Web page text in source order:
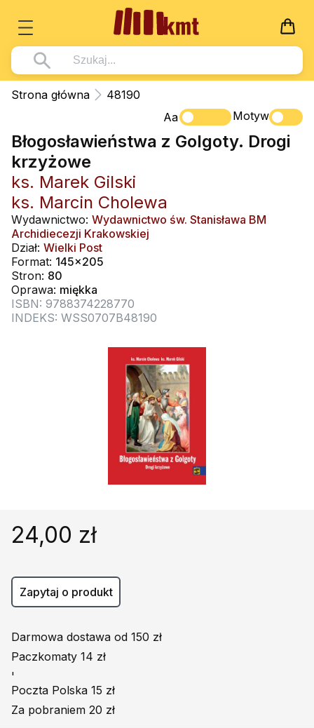
Książki
Wszystko z kategorii - Książki
Pismo Święte
Kościół Katolicki
Duszpasterstwo
Teologia
Życie chrześcijańskie
Duchowość
Literatura piękna
Religie
Poradniki, leksykony...
Wszystko z kategorii - Multimedia
DVD
CD-ROM
Muzyka
Rekolekcje i inne na CD
Śpiew i modlitwa
Muzyka klasyczna
Śpiewniki
Dla Dzieci
Wszystko z kategorii - Dla Dzieci
Literatura (D)
Płyty, DVD (D)
Podręczniki i pomoce dydaktyczne
Podręczniki
Wszystko z kategorii - Podręczniki
Podręczniki i pomoce dydaktyczne
Zabawa i Nauka
Nowości
Zaloguj się
Strona główna
48190
Aa
Motyw
Błogosławieństwa z Golgoty. Drogi
krzyżowe
ks. Marek Gilski
ks. Marcin Cholewa
Wydawnictwo: Wydawnictwo św. Stanisława BM
Archidiecezji Krakowskiej
Dział: Wielki Post
Format: 145x205
Stron: 80
Oprawa: miękka
ISBN: 9788374228770
INDEKS: WSS0707B48190
24,00 zł
Zapytaj o produkt
Darmowa dostawa od 150 zł
Paczkomaty 14 zł
'
Poczta Polska 15 zł
Za pobraniem 20 zł